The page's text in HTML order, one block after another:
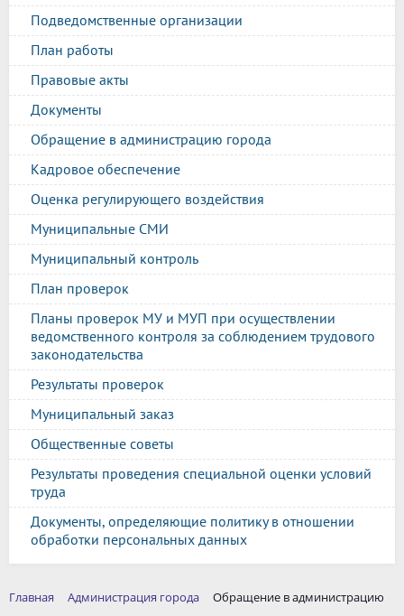
Подведомственные организации
План работы
Правовые акты
Документы
Обращение в администрацию города
Кадровое обеспечение
Оценка регулирующего воздействия
Муниципальные СМИ
Муниципальный контроль
План проверок
Планы проверок МУ и МУП при осуществлении
ведомственного контроля за соблюдением трудового
законодательства
Результаты проверок
Муниципальный заказ
Общественные советы
Результаты проведения специальной оценки условий
труда
Документы, определяющие политику в отношении
обработки персональных данных
Главная Администрация города Обращение в администрацию